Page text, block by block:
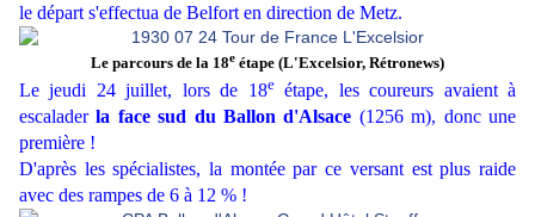
le départ s'effectua de Belfort en direction de Metz.
Le parcours de la 18e étape (L'Excelsior, Rétronews)
Le jeudi 24 juillet, lors de 18eétape, les coureurs avaient à
escaladerla face sud du Ballon d'Alsace (1256 m), donc une
première !
D'après les spécialistes, la montée par ce versant est plus raide
avec des rampes de 6 à 12 % !